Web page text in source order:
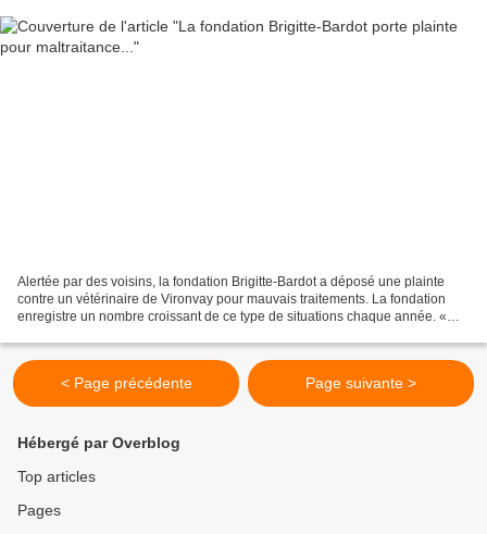
Alertée par des voisins, la fondation Brigitte-Bardot a déposé une plainte
contre un vétérinaire de Vironvay pour mauvais traitements. La fondation
enregistre un nombre croissant de ce type de situations chaque année. «
< Page précédente Page suivante >
Hébergé par Overblog
Top articles
Pages